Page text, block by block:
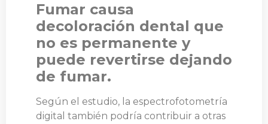
Fumar causa
decoloración dental que
no es permanente y
puede revertirse dejando
de fumar.
Según el estudio, la espectrofotometría
digital también podría contribuir a otras